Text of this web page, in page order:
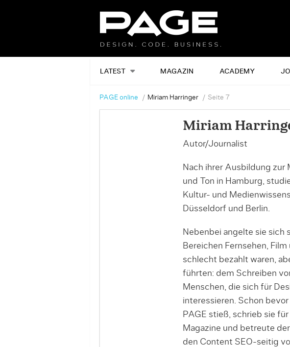
LATEST MAGAZIN ACADEMY
PAGE online Miriam Harringer Seite 7
Miriam
Autor/Journalist
Nach ihrer Ausbildung zur
und Ton in Hamburg,
Kultur- und
Düsseldorf und Berlin.
Nebenbei angelte sie sich
Bereichen Fernsehen,
schlecht bezahlt waren,
führten: dem Schreiben
Menschen, die sich für
interessieren. Schon
PAGE stieß, schrieb sie
Magazine und betreute
den Content SEO-seitig